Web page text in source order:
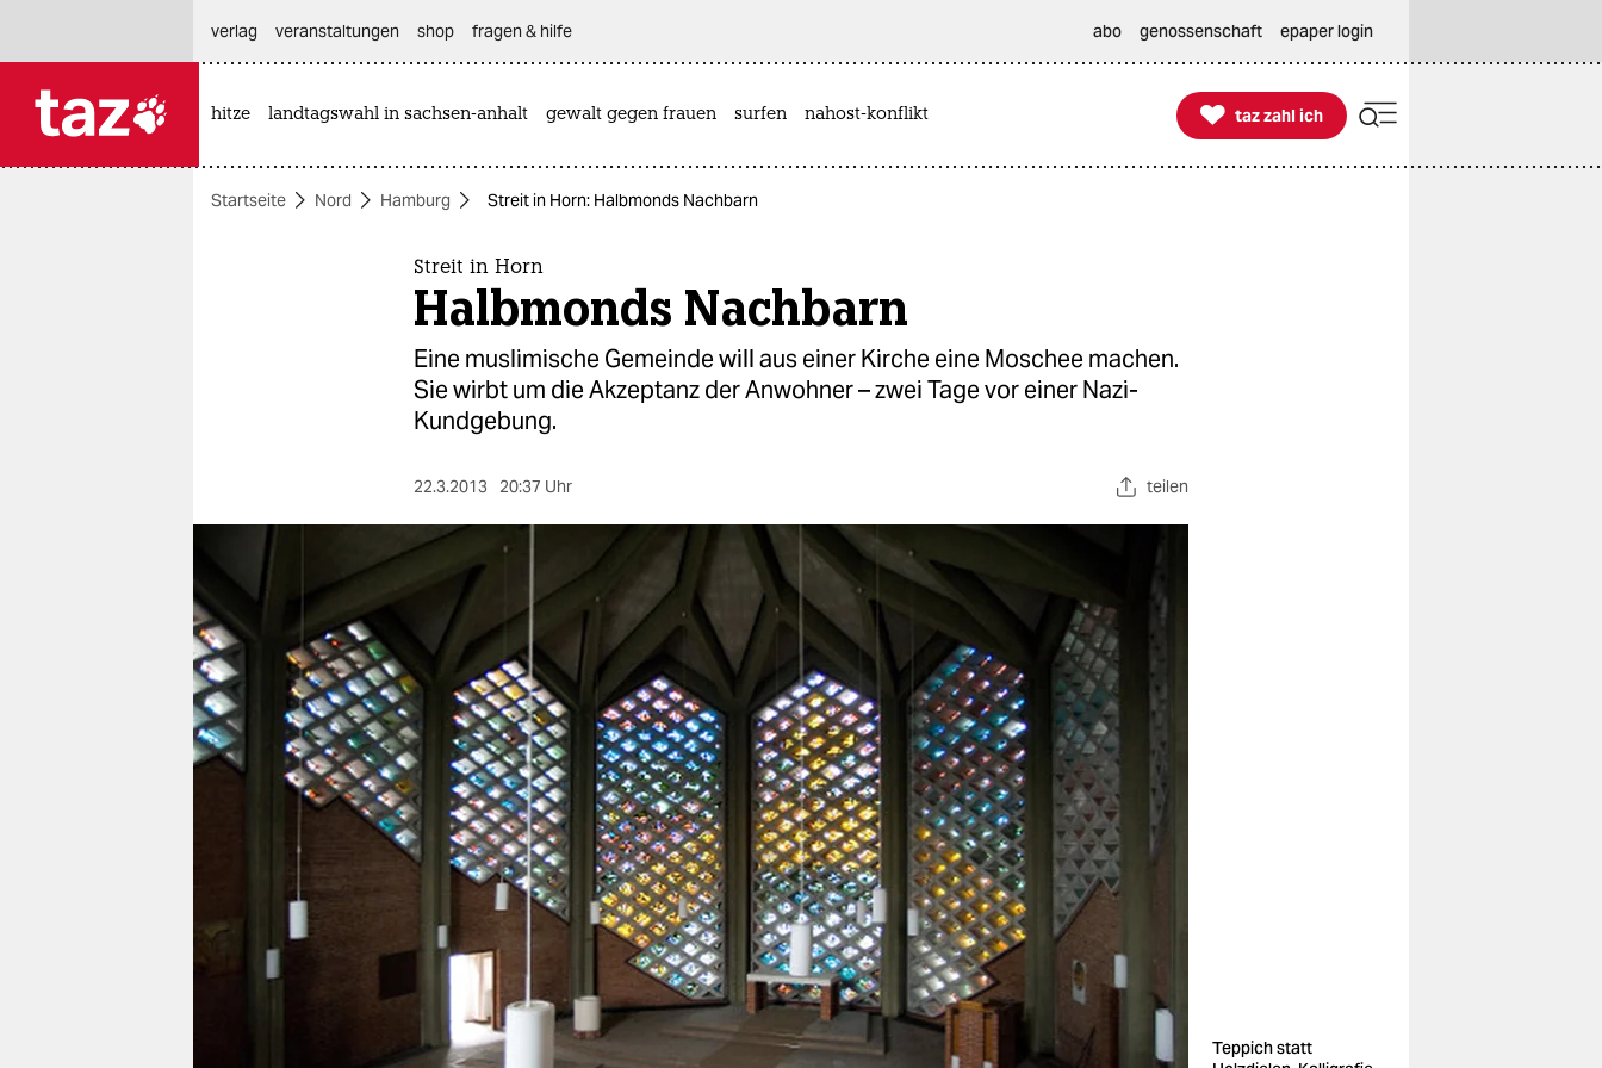
themen
berlin
nord
wahrheit
verlag
verlag
veranstaltungen
unterstützen
verlag
veranstaltungen shop fragen & hilfe abo genossenschaft epaper login
hitze landtagswahl in sachsen-anhalt gewalt gegen frauen surfen nahost-konflikt 
taz zahl ich
taz zahl ich
Startseite Nord Hamburg Streit in Horn: Halbmonds Nachbarn
Streit in Horn
Halbmonds Nachbarn
Eine muslimische Gemeinde will aus einer Kirche eine Moschee machen.
Sie wirbt um die Akzeptanz der Anwohner – zwei Tage vor einer Nazi-
Kundgebung.
22.3.2013 20:37 Uhr teilen
Teppich statt